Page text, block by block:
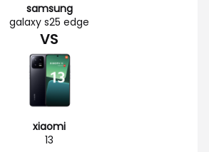
samsung
galaxy s25 edge
VS
xiaomi
13